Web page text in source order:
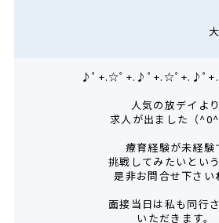
♪ﾟ+.☆ﾟ+.♪ﾟ+.☆ﾟ+.♪ﾟ
人気の放デイより
求人が出ました（^0^
療育経験が未経験
挑戦してみたいとい
是非お問合せ下さい
面接当日は私も同行
いただきます。